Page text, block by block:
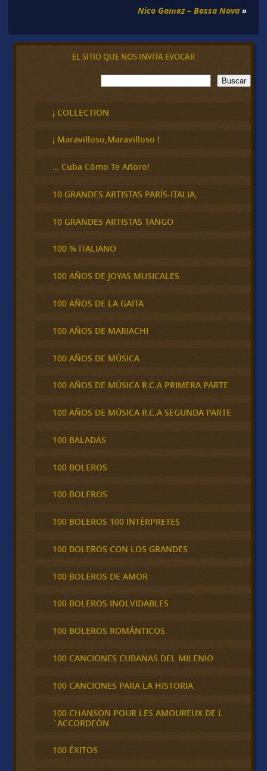
Nico Gomez – Bossa Nova »
EL SITIO QUE NOS INVITA EVOCAR
B
u
c
a
Buscar
¡ COLLECTION
¡ Maravilloso,Maravilloso !
… Cuba Cómo Te Añoro!
10 GRANDES ARTISTAS PARÍS-ITALIA,
10 GRANDES ARTISTAS TANGO
100 % ITALIANO
100 AÑOS DE JOYAS MUSICALES
100 AÑOS DE LA GAITA
100 AÑOS DE MARIACHI
100 AÑOS DE MÚSICA
100 AÑOS DE MÚSICA R.C.A PRIMERA PARTE
100 AÑOS DE MÚSICA R.C.A SEGUNDA PARTE
100 BALADAS
100 BOLEROS
100 BOLEROS
100 BOLEROS 100 INTÉRPRETES
100 BOLEROS CON LOS GRANDES
100 BOLEROS DE AMOR
100 BOLEROS INOLVIDABLES
100 BOLEROS ROMÁNTICOS
100 CANCIONES CUBANAS DEL MILENIO
100 CANCIONES PARA LA HISTORIA
100 CHANSON POUR LES AMOUREUX DE L
´ACCORDEÓN
100 ÉXITOS